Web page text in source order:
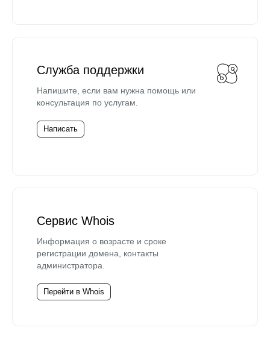
Служба поддержки
Напишите, если вам нужна помощь или
консультация по услугам.
Написать
Сервис Whois
Информация о возрасте и сроке
регистрации домена, контакты
администратора.
Перейти в Whois